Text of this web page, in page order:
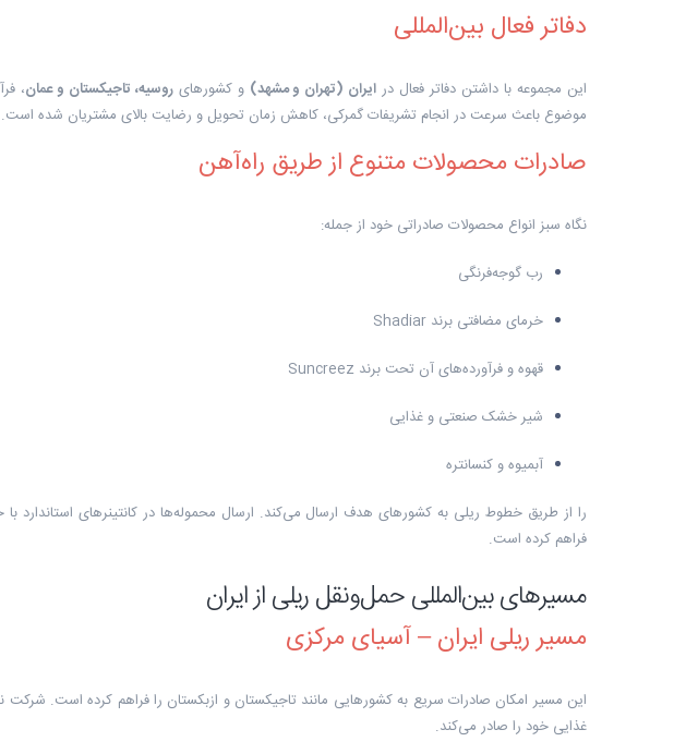
دفاتر فعال بین‌المللی
این مجموعه با داشتن دفاتر فعال در ایران (تهران و مشهد) و کشورهایروسیه، تاجیکستان و عمان،
موضوع باعث سرعت در انجام تشریفات گمرکی، کاهش زمان تحویل و رضایت بالای مشتریان شده است.
صادرات محصولات متنوع از طریق راه‌آهن
نگاه سبز انواع محصولات صادراتی خود از جمله:
رب گوجه‌فرنگی
خرمای مضافتی برند Shadiar
قهوه و فرآورده‌های آن تحت برند Suncreez
شیر خشک صنعتی و غذایی
آبمیوه و کنسانتره
را از طریق خطوط ریلی به کشورهای هدف ارسال می‌کند. ارسال محموله‌ها در کانتینرهای استاندارد
فراهم کرده است.
مسیرهای بین‌المللی حمل‌ونقل ریلی از ایران
مسیر ریلی ایران – آسیای مرکزی
این مسیر امکان صادرات سریع به کشورهایی مانند تاجیکستان و ازبکستان را فراهم کرده است. شرکت
غذایی خود را صادر می‌کند.